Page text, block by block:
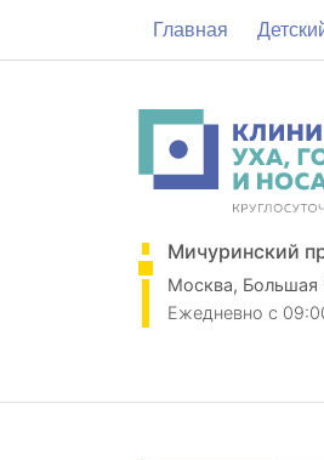
Главная
Мичуринский
Москва, Большая
Ежедневно c